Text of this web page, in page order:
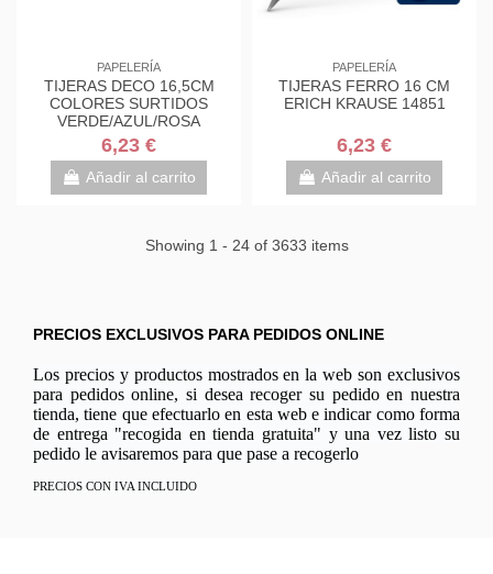
PAPELERÍA
TIJERAS DECO 16,5CM
COLORES SURTIDOS
VERDE/AZUL/ROSA
1561DS-M SCOTH
7000034004
6,23 €
Añadir al carrito
PAPELERÍA
TIJERAS FERRO 16 CM
ERICH KRAUSE 14851
6,23 €
Añadir al carrito
Showing 1 - 24 of 3633 items
PRECIOS EXCLUSIVOS PARA PEDIDOS ONLINE
Los precios y productos mostrados en la web son exclusivos
para pedidos online, si desea recoger su pedido en nuestra
tienda, tiene que efectuarlo en esta web e indicar como forma
de entrega "recogida en tienda gratuita" y una vez listo su
pedido le avisaremos para que pase a recogerlo
PRECIOS CON IVA INCLUIDO